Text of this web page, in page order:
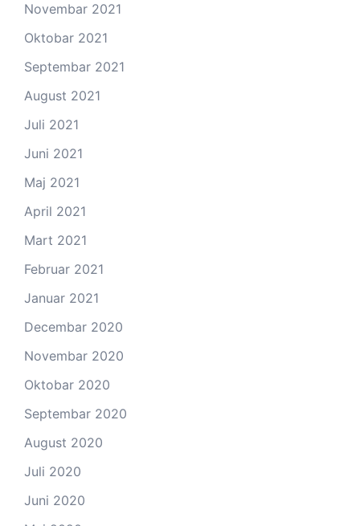
Novembar 2021
Oktobar 2021
Septembar 2021
August 2021
Juli 2021
Juni 2021
Maj 2021
April 2021
Mart 2021
Februar 2021
Januar 2021
Decembar 2020
Novembar 2020
Oktobar 2020
Septembar 2020
August 2020
Juli 2020
Juni 2020